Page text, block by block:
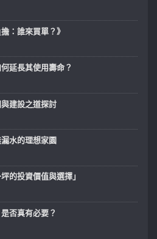
：誰來買單？》
延長其使用壽命？
建設之道探討
水的理想家園
的投資價值與選擇」
否真有必要？